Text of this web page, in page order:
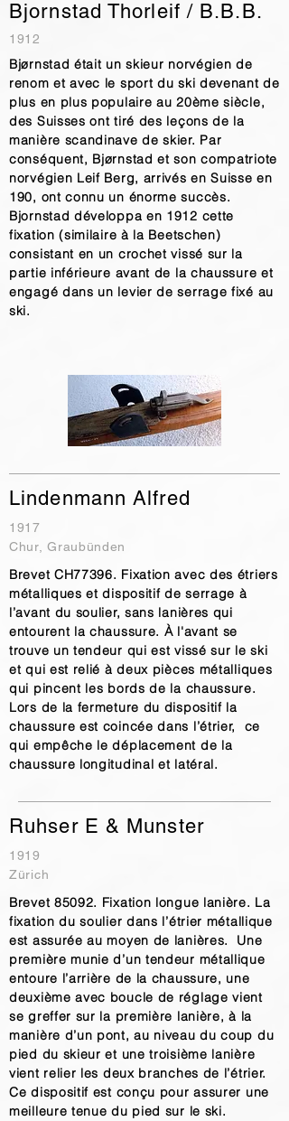
Bjornstad Thorleif / B.B.B.
1912
Bjørnstad était un skieur norvégien de
renom et avec le sport du ski devenant de
plus en plus populaire au 20ème siècle,
des Suisses ont tiré des leçons de la
manière scandinave de skier. Par
conséquent, Bjørnstad et son compatriote
norvégien Leif Berg, arrivés en Suisse en
190, ont connu un énorme succès.
Bjornstad développa en 1912 cette
fixation (similaire à la Beetschen)
consistant en un crochet vissé sur la
partie inférieure avant de la chaussure et
engagé dans un levier de serrage fixé au
ski.
Lindenmann Alfred
1917
Chur, Graubünden
Brevet CH77396. Fixation avec des étriers
métalliques et dispositif de serrage à
l’avant du soulier, sans lanières qui
entourent la chaussure. À l'avant se
trouve un tendeur qui est vissé sur le ski
et qui est relié à deux pièces métalliques
qui pincent les bords de la chaussure.
Lors de la fermeture du dispositif la
chaussure est coincée dans l’étrier, ce
qui empêche le déplacement de la
chaussure longitudinal et latéral.
Ruhser E & Munster
1919
Zürich
Brevet 85092. Fixation longue lanière. La
fixation du soulier dans l’étrier métallique
est assurée au moyen de lanières. Une
première munie d’un tendeur métallique
entoure l’arrière de la chaussure, une
deuxième avec boucle de réglage vient
se greffer sur la première lanière, à la
manière d’un pont, au niveau du coup du
pied du skieur et une troisième lanière
vient relier les deux branches de l’étrier.
Ce dispositif est conçu pour assurer une
meilleure tenue du pied sur le ski.